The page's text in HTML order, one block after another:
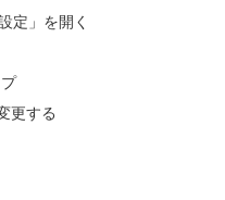
定」を開く
更する